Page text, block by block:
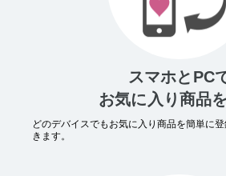
スマホとPC
お気に入り商品
どのデバイスでもお気に入り商品を簡単に
きます。